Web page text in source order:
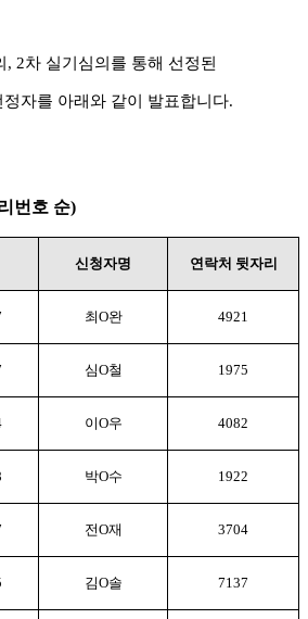
, 2차 실기심의를 통해 선정된
정자를 아래와 같이 발표합니다.
번호 순)
신청자명 연락처 뒷자리
최O완 4921
심O철 1975
이O우 4082
박O수 1922
전O재 3704
김O솔 7137